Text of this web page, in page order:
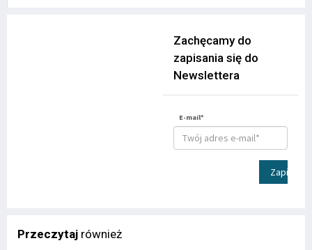
Zachęcamy do
zapisania się do
Newslettera
E-mail*
Zapisz
Przeczytaj również